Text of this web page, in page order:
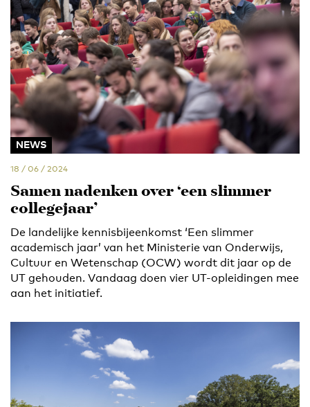
NEWS
18 / 06 / 2024
Samen nadenken over ‘een slimmer
collegejaar’
De landelijke kennisbijeenkomst ‘Een slimmer
academisch jaar’ van het Ministerie van Onderwijs,
Cultuur en Wetenschap (OCW) wordt dit jaar op de
UT gehouden. Vandaag doen vier UT-opleidingen mee
aan het initiatief.